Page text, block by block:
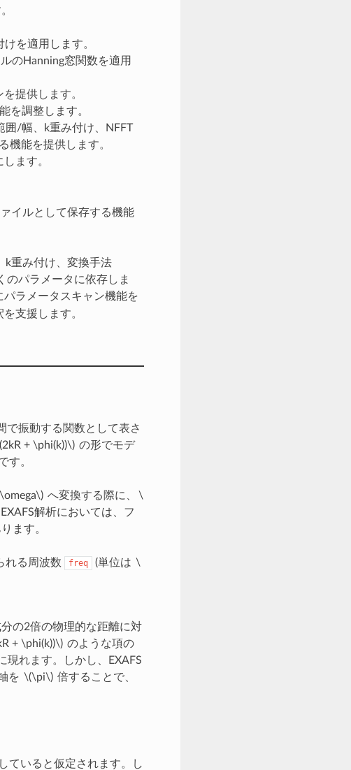
を適用します。
のHanning窓関数を適用
提供します。
を調整します。
囲/幅、k重み付け、NFFT
機能を提供します。
ます。
イルとして保存する機能
k重み付け、変換手法
のパラメータに依存しま
ラメータスキャン機能を
支援します。
で振動する関数として表さ
+ \phi(k))\) の形でモデ
す。
へ変換する際に、
\
解析においては、フ
ます。
れる周波数 freq (単位は \
の2倍の物理的な距離に対
+ \phi(k))\) のような項の
現れます。しかし、EXAFS
を \(\pi\) 倍することで、
ていると仮定されます。し